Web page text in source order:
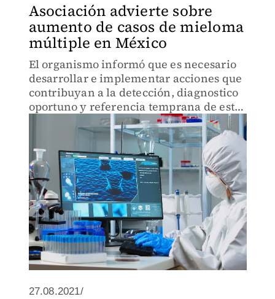
Asociación advierte sobre
aumento de casos de mieloma
múltiple en México
El organismo informó que es necesario
desarrollar e implementar acciones que
contribuyan a la detección, diagnostico
oportuno y referencia temprana de este
27.08.2021/